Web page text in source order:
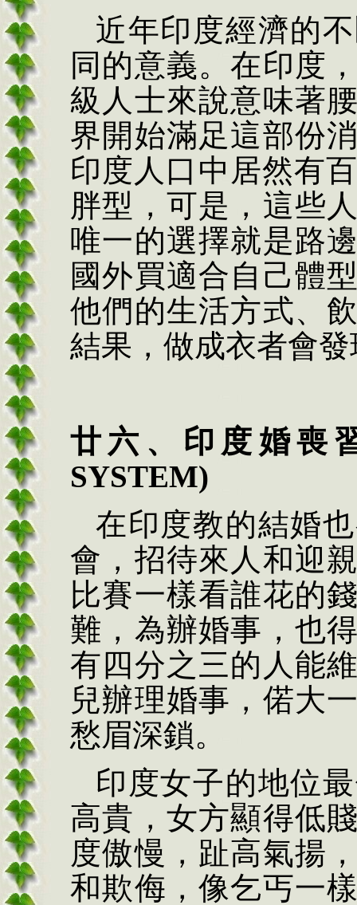
近年印度經濟的
同的意義。在印度
級人士來說意味著
界開始滿足這部份
印度人口中居然有
胖型，可是，這些
唯一的選擇就是路
國外買適合自己體
他們的生活方式、
結果，做成衣者會
廿六、印度婚喪
SYSTEM)
在印度教的結婚
會，招待來人和迎
比賽一樣看誰花的
難，為辦婚事，也
有四分之三的人能
兒辦理婚事，偌大
愁眉深鎖。
印度女子的地位
高貴，女方顯得低
度傲慢，趾高氣揚
和欺侮，像乞丐一